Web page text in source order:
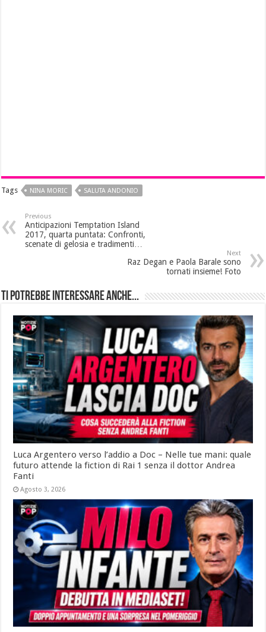
Tags NINA MORIC SALUTA ANDONIO
Previous
Anticipazioni Temptation Island
2017, quarta puntata: Confronti,
scenate di gelosia e tradimenti…
Next
Raz Degan e Paola Barale sono
tornati insieme! Foto
Ti potrebbe interessare anche...
Luca Argentero verso l’addio a Doc – Nelle tue mani: quale
futuro attende la fiction di Rai 1 senza il dottor Andrea
Fanti
Agosto 3, 2026